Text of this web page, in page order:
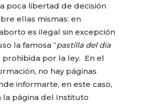
poca libertad de decisión
ellas mismas: en
es ilegal sin excepción
la famosa “pastilla del día
por la ley. En el
no hay páginas
informarte, en este caso,
la página del Instituto